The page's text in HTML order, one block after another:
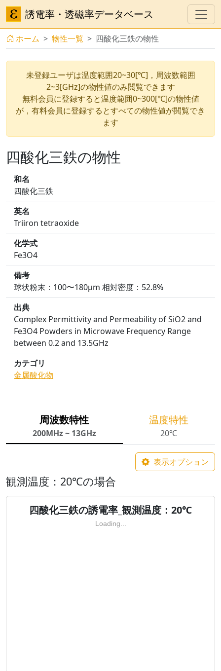
誘電率・透磁率データベース
ホーム 物性一覧 四酸化三鉄の物性
未登録ユーザは温度範囲20~30[℃]，周波数範囲
2~3[GHz]の物性値のみ閲覧できます
無料会員に登録すると温度範囲0~300[℃]の物性値
が，有料会員に登録するとすべての物性値が閲覧でき
ます
四酸化三鉄の物性
和名
四酸化三鉄
英名
Triiron tetraoxide
化学式
Fe3O4
備考
球状粉末：100〜180μm 相対密度：52.8%
出典
Complex Permittivity and Permeability of SiO2 and
Fe3O4 Powders in Microwave Frequency Range
between 0.2 and 13.5GHz
カテゴリ
金属酸化物
周波数特性
200MHz ~ 13GHz
温度特性
20℃
表示オプション
観測温度：20℃の場合
四酸化三鉄の誘電率_観測温度：20℃
Loading...